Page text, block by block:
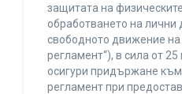
защитата на
обработването на лични
свободното движение
регламент“), в сила от
осигури придържане
регламент при